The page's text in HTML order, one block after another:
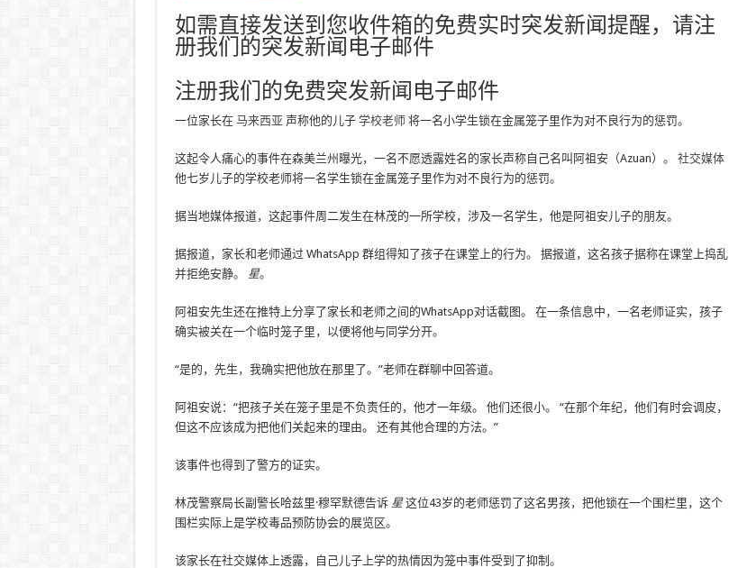
如需直接发送到您收件箱的免费实时突发新闻提醒，请注
册我们的突发新闻电子邮件
注册我们的免费突发新闻电子邮件
一位家长在 马来西亚 声称他的儿子 学校老师将一名小学生锁在金属笼子里作为对不良行为的惩罚。
这起令人痛心的事件在森美兰州曝光，一名不愿透露姓名的家长声称自己名叫阿祖安（Azuan）。 社交媒体
他七岁儿子的学校老师将一名学生锁在金属笼子里作为对不良行为的惩罚。
据当地媒体报道，这起事件周二发生在林茂的一所学校，涉及一名学生，他是阿祖安儿子的朋友。
据报道，家长和老师通过 WhatsApp 群组得知了孩子在课堂上的行为。 据报道，这名孩子据称在课堂上捣乱
并拒绝安静。 星。
阿祖安先生还在推特上分享了家长和老师之间的WhatsApp对话截图。 在一条信息中，一名老师证实，孩子
确实被关在一个临时笼子里，以便将他与同学分开。
“是的，先生，我确实把他放在那里了。”老师在群聊中回答道。
阿祖安说：“把孩子关在笼子里是不负责任的，他才一年级。 他们还很小。 “在那个年纪，他们有时会调皮，
但这不应该成为把他们关起来的理由。 还有其他合理的方法。”
该事件也得到了警方的证实。
林茂警察局长副警长哈兹里·穆罕默德告诉 星这位43岁的老师惩罚了这名男孩，把他锁在一个围栏里，这个
围栏实际上是学校毒品预防协会的展览区。
该家长在社交媒体上透露，自己儿子上学的热情因为笼中事件受到了抑制。